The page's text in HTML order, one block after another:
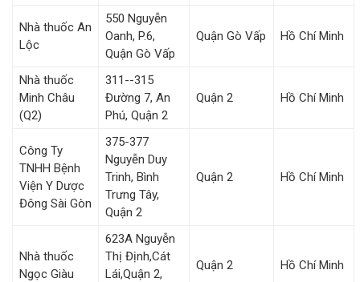
Nhà thuốc An
Lộc
550 Nguyễn
Oanh, P.6,
Quận Gò Vấp
Quận Gò Vấp Hồ Chí Minh
Nhà thuốc
Minh Châu
(Q2)
311--315
Đường 7, An
Phú, Quận 2
Quận 2 Hồ Chí Minh
Công Ty
TNHH Bệnh
Viện Y Dược
Đông Sài Gòn
375-377
Nguyễn Duy
Trinh, Bình
Trưng Tây,
Quận 2
Quận 2 Hồ Chí Minh
Nhà thuốc
Ngọc Giàu
623A Nguyễn
Thị Định,Cát
Lái,Quận 2,
Quận 2 Hồ Chí Minh